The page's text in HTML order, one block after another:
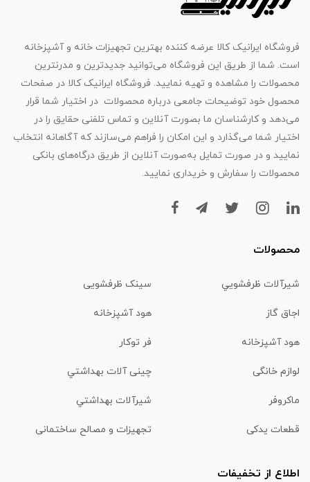
فروشگاه ایرانیک کالا عرضه کننده بهترین تجهیزات خانه و آشپزخانه
است. شما از طریق این فروشگاه می‌توانید جدیدترین و مدرنترین
محصولات را مشاهده و تهیه نمایید. فروشگاه ایرانیک کالا در صفحات
محصول خود توضیحات جامعی درباره محصولات در اختیار شما قرار
می‌دهد و کارشناسان ما بصورت آنلاین و تماس تلفنی حقایق را در
اختیار شما می‌گذارد و این امکان را فراهم می‌سازند که آگاهانه انتخاب
نمایید و در صورت تمایل به‌صورت آنلاین از طریق درگاه‌های بانکی
محصولات را سفارش و خریداری نمایید.
محصولات
شیرآلات ظرفشويي سینک ظرفشویی
اجاق گاز هود آشپزخانه
هود آشپزخانه فر توکار
لوازم خانگی چینی آلات بهداشتي
ماكروفر شیرآلات بهداشتي
قطعات یدکی تجهیزات و مصالح ساختمانی
اطلاع از تخفیفات